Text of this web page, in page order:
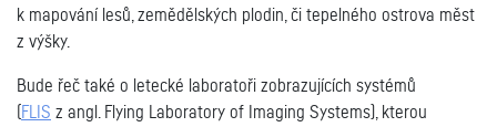
k mapování lesů, zemědělských plodin, či tepelného ostrova měst
z výšky.
Bude řeč také o letecké laboratoři zobrazujících systémů
FLIS z angl. Flying Laboratory of Imaging Systems), kterou